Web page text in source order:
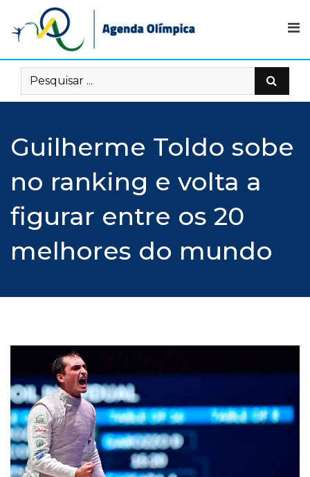
content
Guilherme Toldo sobe
no ranking e volta a
figurar entre os 20
melhores do mundo